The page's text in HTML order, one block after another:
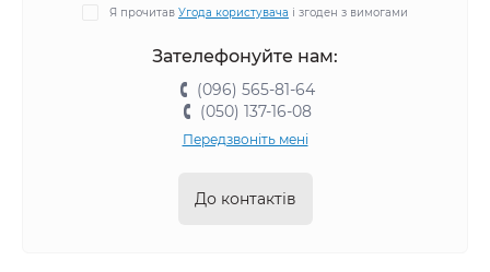
Я прочитав Угода користувача і згоден з вимогами
Зателефонуйте нам:
(096) 565-81-64
(050) 137-16-08
Передзвоніть мені
До контактів